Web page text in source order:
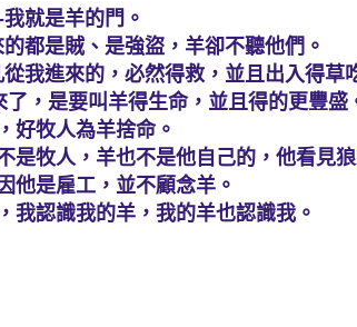
就是羊的門。
都是賊、是強盜，羊卻不聽他們。
我進來的，必然得救，並且出入得草
了，是要叫羊得生命，並且得的更豐盛
好牧人為羊捨命。
是牧人，羊也不是他自己的，他看見
他是雇工，並不顧念羊。
我認識我的羊，我的羊也認識我。